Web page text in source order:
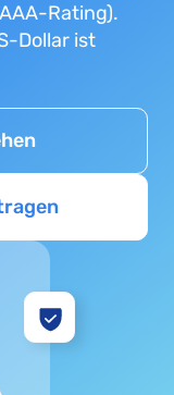
Rating).
Dollar ist